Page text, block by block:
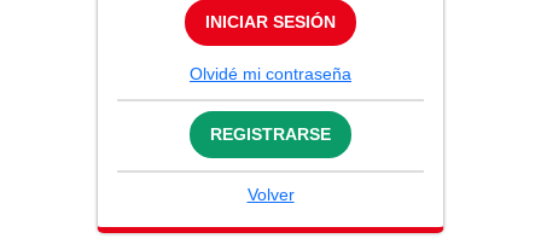
INICIAR SESIÓN
Olvidé mi contraseña
REGISTRARSE
Volver